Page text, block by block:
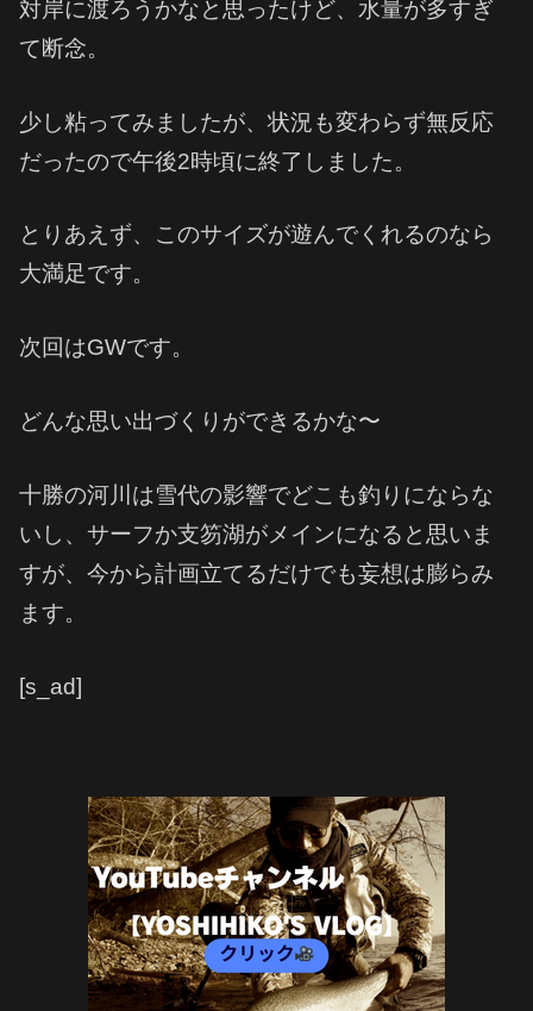
対岸に渡ろうかなと思ったけど、水量が多すぎ
て断念。
少し粘ってみましたが、状況も変わらず無反応
だったので午後2時頃に終了しました。
とりあえず、このサイズが遊んでくれるのなら
大満足です。
次回はGWです。
どんな思い出づくりができるかな〜
十勝の河川は雪代の影響でどこも釣りにならな
いし、サーフか支笏湖がメインになると思いま
すが、今から計画立てるだけでも妄想は膨らみ
ます。
[s_ad]